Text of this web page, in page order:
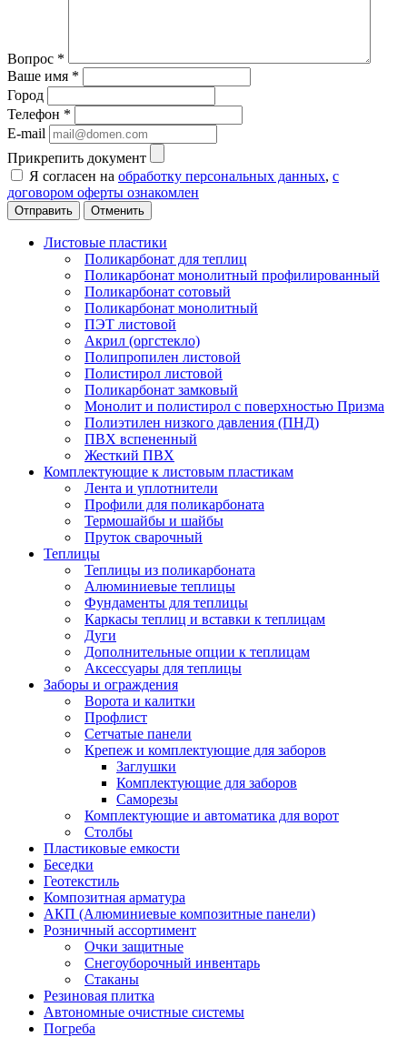
Вопрос *
Ваше имя *
Город
Телефон *
E-mail
Прикрепить документ
Я согласен на обработку персональных данных, с
договором оферты ознакомлен
Отменить
Листовые пластики
Поликарбонат для теплиц
Поликарбонат монолитный профилированный
Поликарбонат сотовый
Поликарбонат монолитный
ПЭТ листовой
Акрил (оргстекло)
Полипропилен листовой
Полистирол листовой
Поликарбонат замковый
Монолит и полистирол с поверхностью Призма
Полиэтилен низкого давления (ПНД)
ПВХ вспененный
Жесткий ПВХ
Комплектующие к листовым пластикам
Лента и уплотнители
Профили для поликарбоната
Термошайбы и шайбы
Пруток сварочный
Теплицы
Теплицы из поликарбоната
Алюминиевые теплицы
Фундаменты для теплицы
Каркасы теплиц и вставки к теплицам
Дуги
Дополнительные опции к теплицам
Аксессуары для теплицы
Заборы и ограждения
Ворота и калитки
Профлист
Сетчатые панели
Крепеж и комплектующие для заборов
Заглушки
Комплектующие для заборов
Саморезы
Комплектующие и автоматика для ворот
Столбы
Пластиковые емкости
Беседки
Геотекстиль
Композитная арматура
АКП (Алюминиевые композитные панели)
Розничный ассортимент
Очки защитные
Снегоуборочный инвентарь
Стаканы
Резиновая плитка
Автономные очистные системы
Погреба